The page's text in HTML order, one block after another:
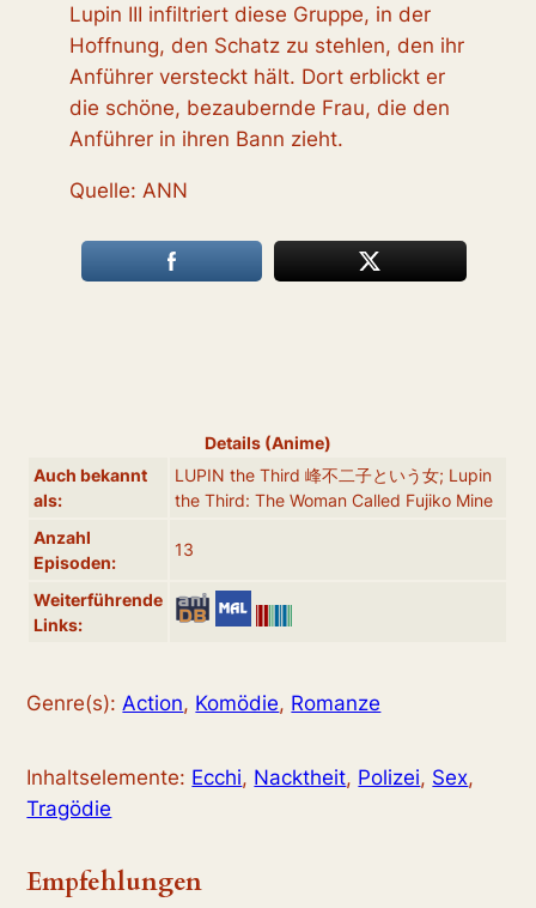
Lupin III infiltriert diese Gruppe, in der
Hoffnung, den Schatz zu stehlen, den ihr
Anführer versteckt hält. Dort erblickt er
die schöne, bezaubernde Frau, die den
Anführer in ihren Bann zieht.
Quelle: ANN
Details (Anime)
Auch bekannt
als:
LUPIN the Third 峰不二子という女; Lupin
the Third: The Woman Called Fujiko Mine
Anzahl
Episoden:
13
Weiterführende
Links:
Genre(s): Action, Komödie, Romanze
Inhaltselemente: Ecchi, Nacktheit, Polizei, Sex,
Tragödie
Empfehlungen